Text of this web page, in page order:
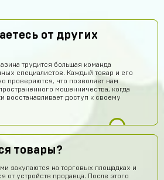
от других
трудится большая команда
специалистов. Каждый товар и его
проверяются, что позволяет нам
мошенничества, когда
восстанавливает доступ к своему
товары?
закупаются на торговых площадках и
от устройств продавца. После этого